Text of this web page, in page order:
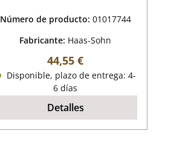
Número de producto: 01017744
Fabricante: Haas-Sohn
Precio normal:
44,55 €
Disponible, plazo de entrega: 4-
6 días
Detalles